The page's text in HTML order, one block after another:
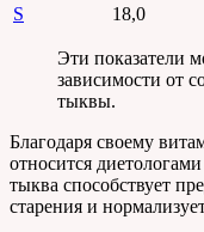
S
18,0
Эти показатели
зависимости от
тыквы.
Благодаря своему
относится
тыква способствует
старения и